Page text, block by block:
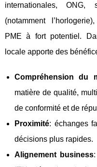
internationales,
(notamment
PME à fort potentiel.
locale apporte des
Compréhension du
matière de qualité,
de conformité et de
Proximité: échanges
décisions plus rapides.
Alignement business: